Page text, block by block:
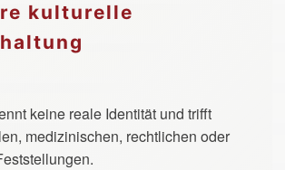
kulturelle
keine reale Identität und trifft
medizinischen, rechtlichen oder